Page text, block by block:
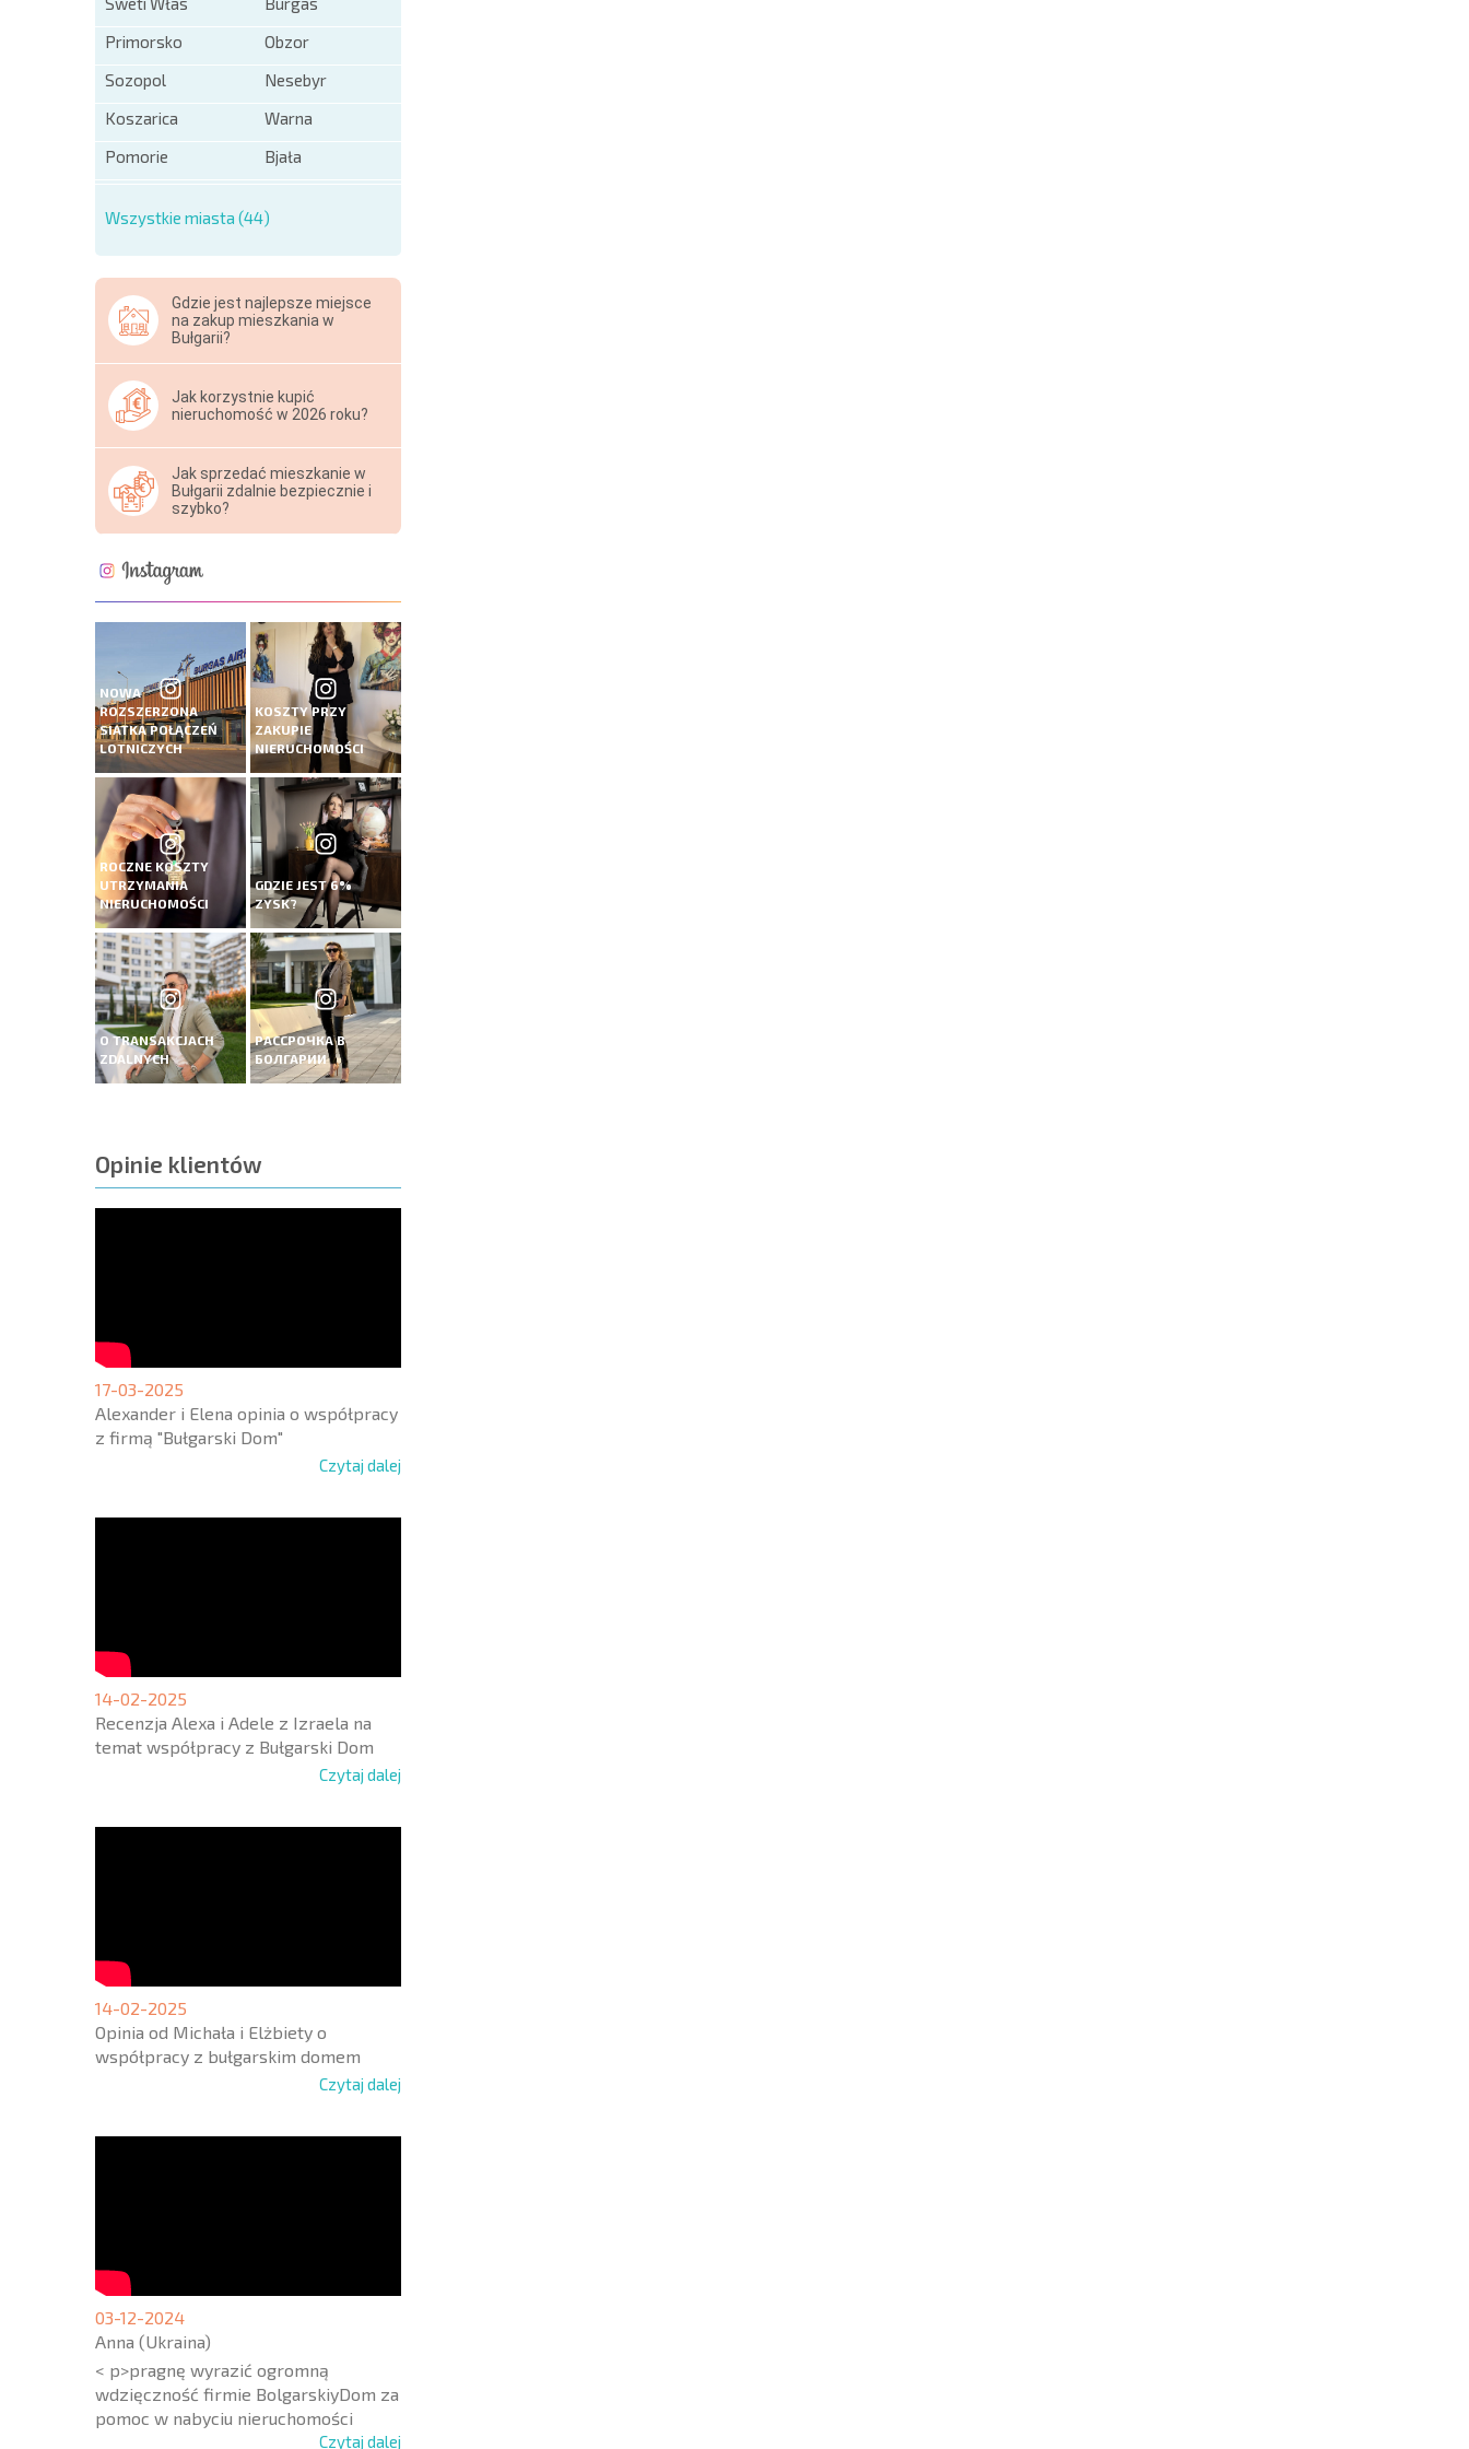
Primorsko
Obzor
Sozopol
Nesebyr
Koszarica
Warna
Pomorie
Bjała
Wszystkie miasta (44)
Gdzie jest najlepsze miejsce
na zakup mieszkania w
Bułgarii?
Jak korzystnie kupić
nieruchomość w 2026 roku?
Jak sprzedać mieszkanie w
Bułgarii zdalnie bezpiecznie i
szybko?
NOWA
ROZSZERZONA
SIATKA POŁĄCZEŃ
LOTNICZYCH
KOSZTY PRZY
ZAKUPIE
NIERUCHOMOŚCI
ROCZNE KOSZTY
UTRZYMANIA
NIERUCHOMOŚCI
GDZIE JEST 6%
ZYSK?
O TRANSAKCJACH
ZDALNYCH
РАССРОЧКА В
БОЛГАРИИ
Opinie klientów
17-03-2025
Alexander i Elena opinia o współpracy
z firmą "Bułgarski Dom"
Czytaj dalej
14-02-2025
Recenzja Alexa i Adele z Izraela na
temat współpracy z Bułgarski Dom
Czytaj dalej
14-02-2025
Opinia od Michała i Elżbiety o
współpracy z bułgarskim domem
Czytaj dalej
03-12-2024
Anna (Ukraina)
< p>pragnę wyrazić ogromną
wdzięczność firmie BolgarskiyDom za
pomoc w nabyciu nieruchomości
Czytaj dalej